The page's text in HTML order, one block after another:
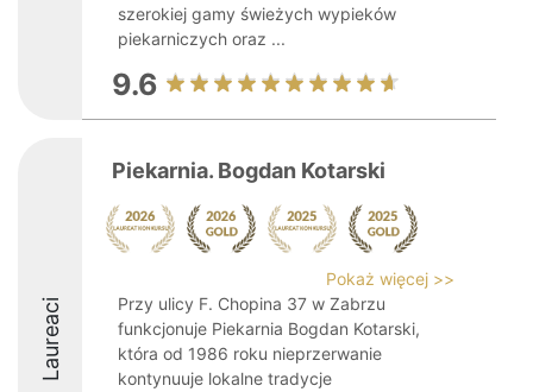
szerokiej gamy świeżych wypieków
piekarniczych oraz ...
9.6
Laureaci
Piekarnia. Bogdan Kotarski
Pokaż więcej >>
Przy ulicy F. Chopina 37 w Zabrzu
funkcjonuje Piekarnia Bogdan Kotarski,
która od 1986 roku nieprzerwanie
kontynuuje lokalne tradycje